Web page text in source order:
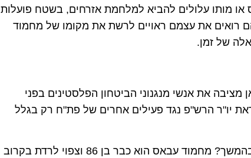
מותו עלולים להביא למלחמת אזרחים, בשטח פועלות
חמושות של בכירי הפת"ח, לפחות 8 מהם רואים את עצמם ראויים לרשת את מקומו של מחמוד
של זמן.
את אנשי מנגנוני הביטחון הפלסטינים בפני
יו"ר הרש"פ נגד פעילים אחרים של פת"ח רק בגלל
רבים מהם מסתכלים קדימה ושואלים: מה יהיה בהמשך? מחמוד עבאס הוא כבר בן 86 וצפוי לרדת בקרוב